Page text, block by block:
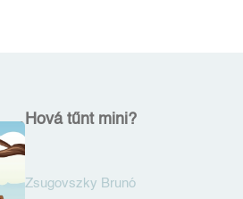
Hová tűnt mini?
Zsugovszky Brunó